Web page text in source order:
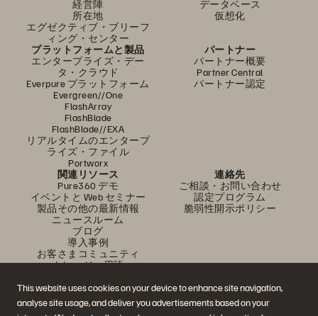
This website uses cookies on your device to enhance site navigation,
analyse site usage, and deliver you advertisements based on your
経営陣
所在地
エグゼクティブ・ブリーフ
ィング・センター
データベース
仮想化
プラットフォームと製品
エンタープライズ・デー
タ・クラウド
Everpure プラットフォーム
Evergreen//One
FlashArray
FlashBlade
FlashBlade//EXA
リアルタイムのエンタープ
ライズ・ファイル
Portworx
パートナー
パートナー概要
Partner Central
パートナー認定
関連リソース
Pure360 デモ
イベントと Web セミナー
製品その他の最新情報
ニュースルーム
ブログ
導入事例
お客さまコミュニティ
ナレッジ・用語
連絡先
ご相談・お問い合わせ
認定プログラム
脆弱性開示ポリシー
公式 SNS